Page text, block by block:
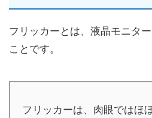
フリッカーとは、液晶モニタ
ことです。
フリッカーは、肉眼ではほ